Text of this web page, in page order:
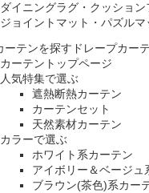
ダイニングラグ・クッション
ジョイントマット・パズルマ
ドレープカー
カーテントップページ
人気特集で選ぶ
遮熱断熱カーテン
カーテンセット
天然素材カーテン
カラーで選ぶ
ホワイト系カーテン
アイボリー＆ベージュ
ブラウン(茶色)系カー